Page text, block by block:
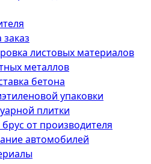
листовых материалов
металлов
бетона
упаковки
плитки
от производителя
автомобилей